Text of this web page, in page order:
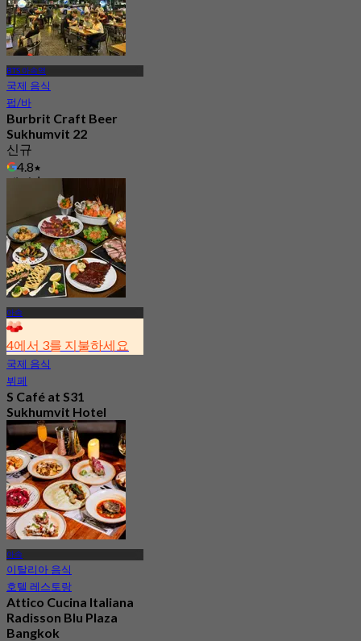
BTS 아속역
국제 음식
펍/바
Burbrit Craft Beer
Sukhumvit 22
신규
4.8
에서฿ 535
아속
4에서 3를 지불하세요
국제 음식
뷔페
S Café at S31
Sukhumvit Hotel
4.5
7.9K 예약됨
에서฿ 550
아속
이탈리아 음식
호텔 레스토랑
Attico Cucina Italiana
Radisson Blu Plaza
Bangkok